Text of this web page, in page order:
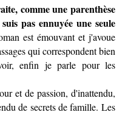
comme une parenthèse
pas ennuyée une seule
est émouvant et j'avoue
qui correspondent bien
enfin je parle pour les
et de passion, d'inattendu,
de secrets de famille. Les